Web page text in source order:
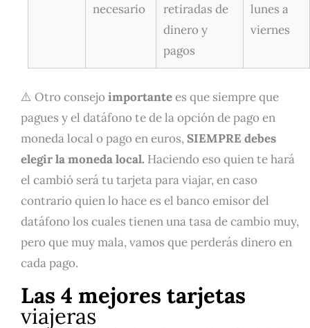
necesario
retiradas de
dinero y
pagos
lunes a
viernes
⚠️ Otro consejoimportantees que siempre que
pagues y el datáfono te de la opción de pago en
moneda local o pago en euros,SIEMPRE debes
elegir la moneda local. Haciendo eso quien te hará
el cambió será tu tarjeta para viajar, en caso
contrario quien lo hace es el banco emisor del
datáfono los cuales tienen una tasa de cambio muy,
pero que muy mala, vamos que perderás dinero en
cada pago.
Las 4 mejores tarjetas
viajeras